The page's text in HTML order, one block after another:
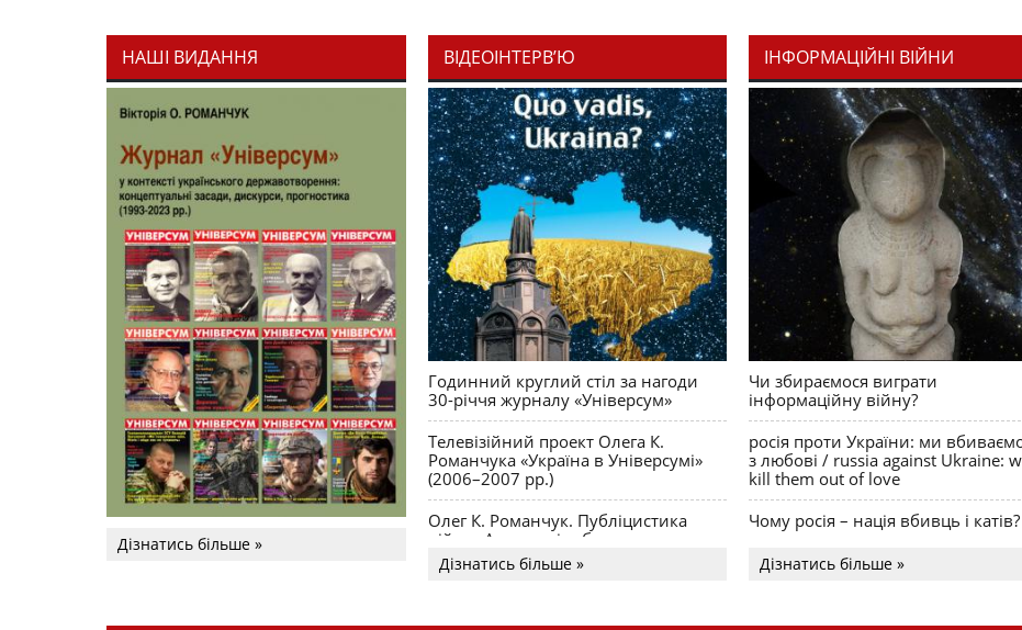
СЛОВО РЕДАКЦІЙНЕ Олег К. Романчук Журавель і синиця як
уособлення української політстратегії й тактики
НАШІ ВИДАННЯ
Дізнатись більше »
ВІДЕОІНТЕРВ’Ю
Годинний круглий стіл за нагоди
30-річчя журналу «Універсум»
Телевізійний проект Олега К.
Романчука «Україна в Універсумі»
(2006–2007 рр.)
Олег К. Романчук. Публіцистика
війни. Акценти і табу
Дізнатись більше »
ІНФОРМАЦІЙНІ ВІЙНИ
Чи збираємося виграти
інформаційну війну?
росія проти України: ми
з любові / russia against Ukraine:
kill them out of love
Чому росія – нація вбивць і катів?
Дізнатись більше »